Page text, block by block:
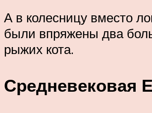
А в колесницу вместо
были впряжены два
рыжих кота.
Средневековая